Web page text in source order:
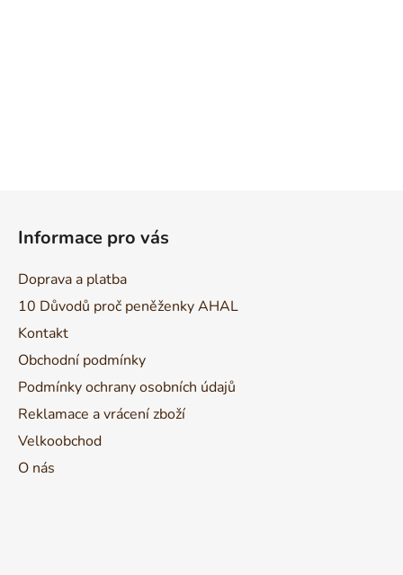
Informace pro vás
Doprava a platba
10 Důvodů proč peněženky AHAL
Kontakt
Obchodní podmínky
Podmínky ochrany osobních údajů
Reklamace a vrácení zboží
Velkoobchod
O nás